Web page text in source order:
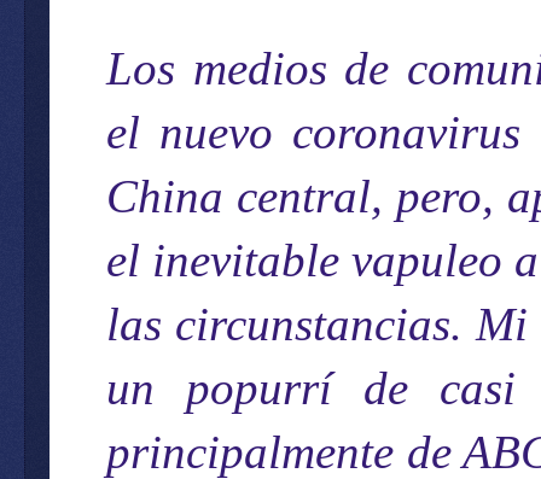
Los medios de
el nuevo
China central, pero,
el inevitable vapuleo
las circunstancias.
un popurrí de casi
principalmente de